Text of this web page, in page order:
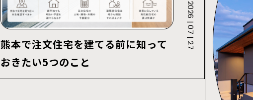
熊本で注文住宅を建てる前に知って
おきたい5つのこと
2026 | 07 | 27